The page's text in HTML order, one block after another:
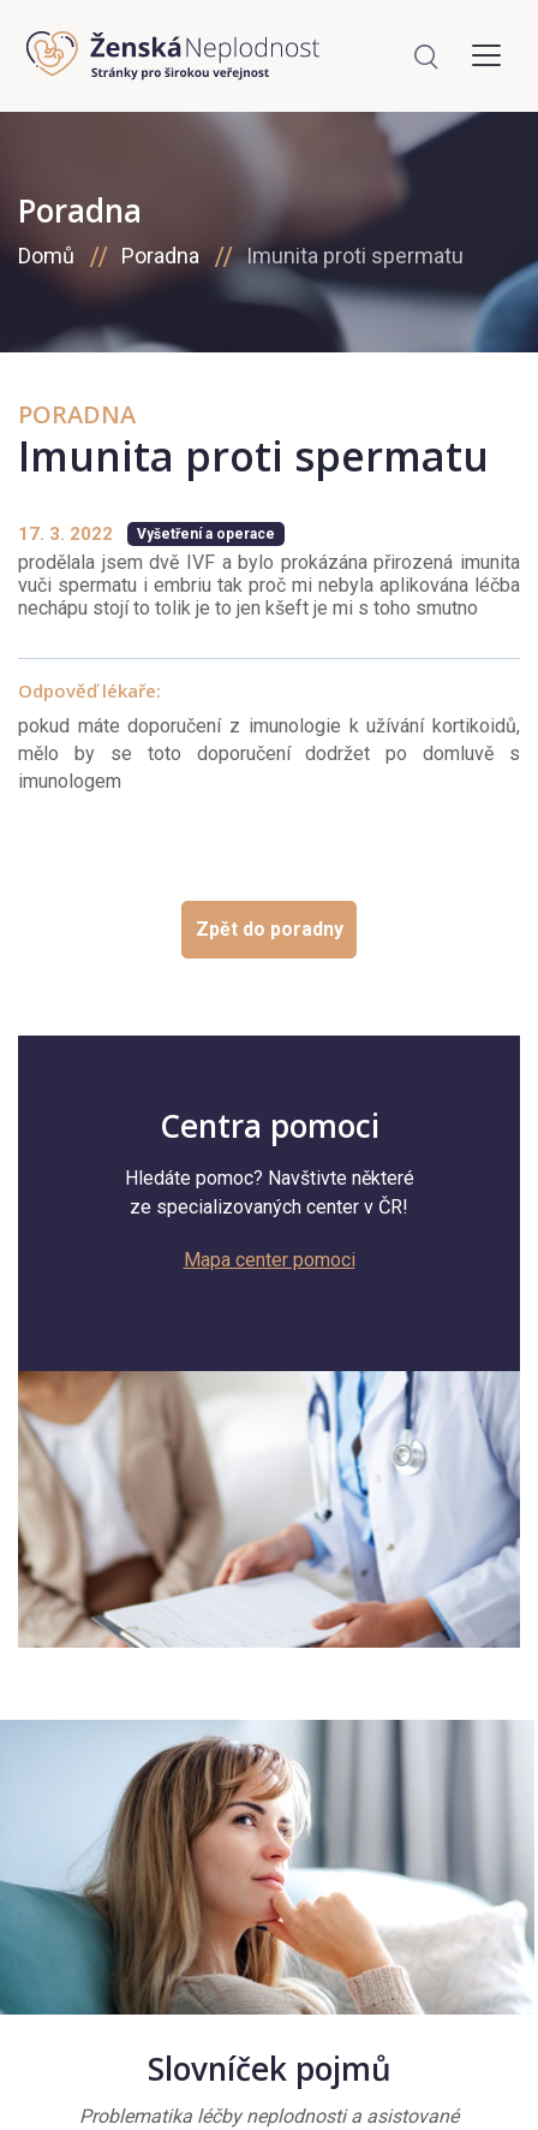
Poradna
Domů Poradna Imunita proti spermatu
PORADNA
Imunita proti spermatu
17. 3. 2022 Vyšetření a operace
prodělala jsem dvě IVF a bylo prokázána přirozená imunita
vuči spermatu i embriu tak proč mi nebyla aplikována léčba
nechápu stojí to tolik je to jen kšeft je mi s toho smutno
Odpověď lékaře:
pokud máte doporučení z imunologie k užívání kortikoidů,
mělo by se toto doporučení dodržet po domluvě s
imunologem
Zpět do poradny
Centra pomoci
Hledáte pomoc? Navštivte některé
ze specializovaných center v ČR!
Mapa center pomoci
Slovníček pojmů
Problematika léčby neplodnosti a asistované